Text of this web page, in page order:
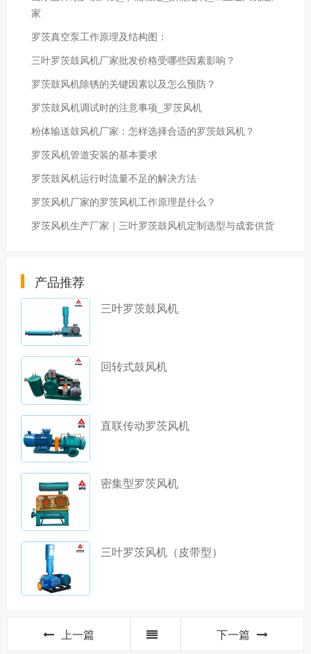
家
罗茨真空泵工作原理及结构图：
三叶罗茨鼓风机厂家批发价格受哪些因素影响？
罗茨鼓风机除锈的关键因素以及怎么预防？
罗茨鼓风机调试时的注意事项_罗茨风机
粉体输送鼓风机厂家：怎样选择合适的罗茨鼓风机？
罗茨风机管道安装的基本要求
罗茨鼓风机运行时流量不足的解决方法
罗茨风机厂家的罗茨风机工作原理是什么？
罗茨风机生产厂家｜三叶罗茨鼓风机定制选型与成套供货
产品推荐
三叶罗茨鼓风机
回转式鼓风机
直联传动罗茨风机
密集型罗茨风机
三叶罗茨风机（皮带型）
上一篇 下一篇